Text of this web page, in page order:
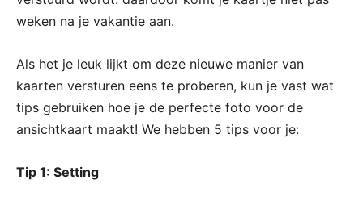
weken na je vakantie aan.
Als het je leuk lijkt om deze nieuwe manier van
kaarten versturen eens te proberen, kun je vast wat
tips gebruiken hoe je de perfecte foto voor de
ansichtkaart maakt! We hebben 5 tips voor je:
Tip 1: Setting